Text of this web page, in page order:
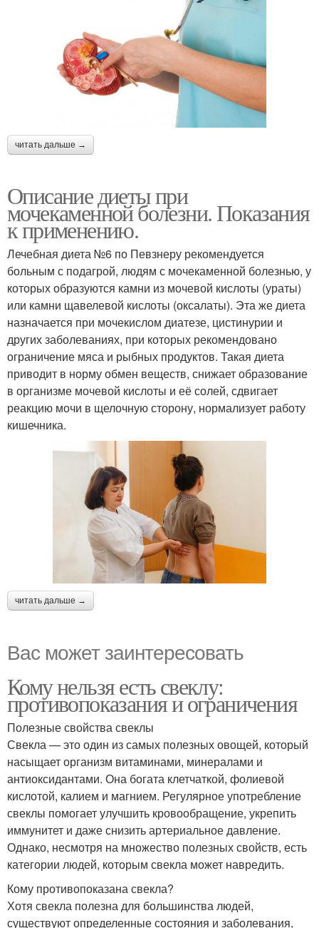
читать дальше →
Описание диеты при
мочекаменной болезни. Показания
к применению.
Лечебная диета №6 по Певзнеру рекомендуется
больным с подагрой, людям с мочекаменной болезнью, у
которых образуются камни из мочевой кислоты (ураты)
или камни щавелевой кислоты (оксалаты). Эта же диета
назначается при мочекислом диатезе, цистинурии и
других заболеваниях, при которых рекомендовано
ограничение мяса и рыбных продуктов. Такая диета
приводит в норму обмен веществ, снижает образование
в организме мочевой кислоты и её солей, сдвигает
реакцию мочи в щелочную сторону, нормализует работу
кишечника.
читать дальше →
Вас может заинтересовать
Кому нельзя есть свеклу:
противопоказания и ограничения
Полезные свойства свеклы
Свекла — это один из самых полезных овощей, который
насыщает организм витаминами, минералами и
антиоксидантами. Она богата клетчаткой, фолиевой
кислотой, калием и магнием. Регулярное употребление
свеклы помогает улучшить кровообращение, укрепить
иммунитет и даже снизить артериальное давление.
Однако, несмотря на множество полезных свойств, есть
категории людей, которым свекла может навредить.
Кому противопоказана свекла?
Хотя свекла полезна для большинства людей,
существуют определенные состояния и заболевания,